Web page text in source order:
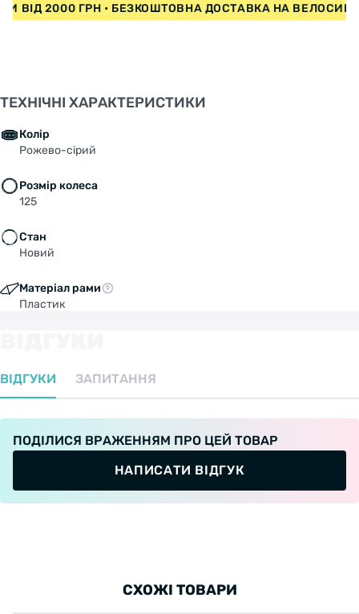
ВІД 2000 ГРН • БЕЗКОШТОВНА ДОСТАВКА НА
ТЕХНІЧНІ ХАРАКТЕРИСТИКИ
Колір
Рожево-сірий
Розмір колеса
125
Стан
Новий
Матеріал рами
Пластик
ВІДГУКИ ЗАПИТАННЯ
ПОДІЛИСЯ ВРАЖЕННЯМ ПРО ЦЕЙ ТОВАР
НАПИСАТИ ВІДГУК
СХОЖІ ТОВАРИ